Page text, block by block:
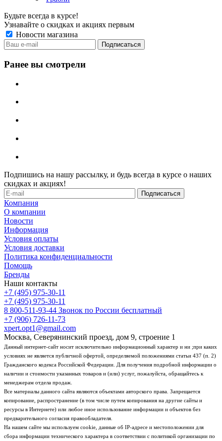
Будьте всегда в курсе!
Узнавайте о скидках и акциях первым
Новости магазина
Ранее вы смотрели
Подпишись на нашу рассылку, и будь всегда в курсе о наших
скидках и акциях!
Компания
О компании
Новости
Информация
Условия оплаты
Условия доставки
Политика конфиденциальности
Помощь
Бренды
Наши контакты
+7 (495) 975-30-11
+7 (495) 975-30-11
8 800-511-93-44 Звонок по России бесплатный
+7 (906) 726-11-73
xpert.opt1@gmail.com
Москва, Северянинский проезд, дом 9, строение 1
Данный интернет-сайт носит исключительно информационный характер и ни ;при каких
условиях не является публичной офертой, определяемой положениями статьи 437 (п. 2)
Гражданского кодекса Российской Федерации. Для получения подробной информации о
наличии и стоимости указанных товаров и (или) услуг, пожалуйста, обращайтесь к
менеджерам отдела продаж.
Все материалы данного сайта являются объектами авторского права. Запрещается
копирование, распространение (в том числе путем копирования на другие сайты и
ресурсы в Интернете) или любое иное использование информации и объектов без
предварительного согласия правообладателя.
На нашем сайте мы используем cookie, данные об IP-адресе и местоположении для
сбора информации технического характера в соответствии с политикой организации по